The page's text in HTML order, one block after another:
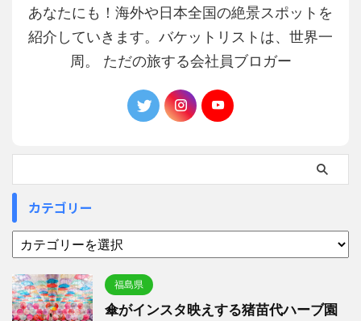
あなたにも！海外や日本全国の絶景スポットを
紹介していきます。バケットリストは、世界一
周。 ただの旅する会社員ブロガー
カテゴリー
福島県
傘がインスタ映えする猪苗代ハーブ園